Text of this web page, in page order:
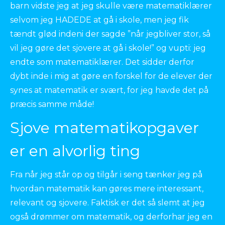
barn vidste jeg at jeg skulle være matematiklærer
selvom jeg HADEDE at gå i skole, men jeg fik
tændt glød indeni der sagde ”når jegbliver stor, så
vil jeg gøre det sjovere at gå i skole!” og vupti: jeg
endte som matematiklærer. Det sidder derfor
dybt inde i mig at gøre en forskel for de elever der
synes at matematik er svært, for jeg havde det på
præcis samme måde!
Sjove matematikopgaver
er en alvorlig ting
Fra når jeg står op og tilgår i seng tænker jeg på
hvordan matematik kan gøres mere interessant,
relevant og sjovere. Faktisk er det så slemt at jeg
også drømmer om matematik, og derforhar jeg en